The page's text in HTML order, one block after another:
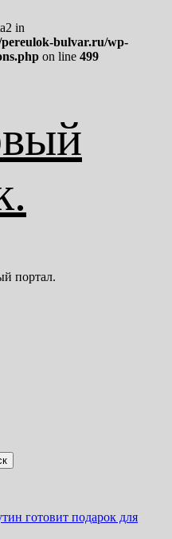
in
bulvar.ru/wp-
on line 499
портал.
готовит подарок для